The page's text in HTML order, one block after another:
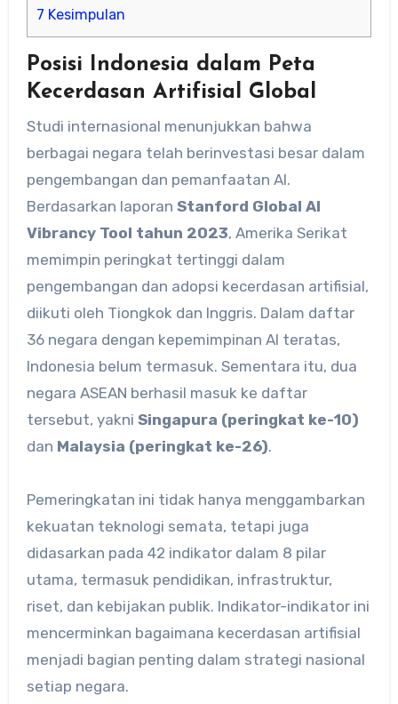
7 Kesimpulan
Posisi Indonesia dalam Peta
Kecerdasan Artifisial Global
Studi internasional menunjukkan bahwa
berbagai negara telah berinvestasi besar dalam
pengembangan dan pemanfaatan AI.
Berdasarkan laporan Stanford Global AI
Vibrancy Tool tahun 2023, Amerika Serikat
memimpin peringkat tertinggi dalam
pengembangan dan adopsi kecerdasan artifisial,
diikuti oleh Tiongkok dan Inggris. Dalam daftar
36 negara dengan kepemimpinan AI teratas,
Indonesia belum termasuk. Sementara itu, dua
negara ASEAN berhasil masuk ke daftar
tersebut, yakni Singapura (peringkat ke-10)
dan Malaysia (peringkat ke-26).
Pemeringkatan ini tidak hanya menggambarkan
kekuatan teknologi semata, tetapi juga
didasarkan pada 42 indikator dalam 8 pilar
utama, termasuk pendidikan, infrastruktur,
riset, dan kebijakan publik. Indikator-indikator ini
mencerminkan bagaimana kecerdasan artifisial
menjadi bagian penting dalam strategi nasional
setiap negara.